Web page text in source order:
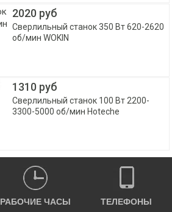
2020 руб
Сверлильный станок 350 Вт 620-2620
об/мин WOKIN
1310 руб
Сверлильный станок 100 Вт 2200-
3300-5000 об/мин Hoteche
РАБОЧИЕ ЧАСЫ ТЕЛЕФОНЫ